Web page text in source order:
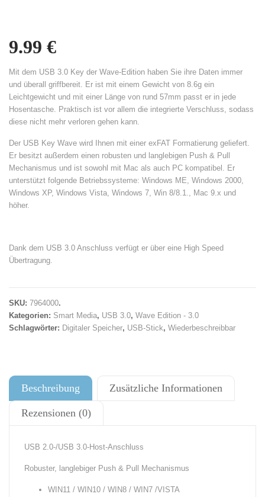
9.99 €
Mit dem USB 3.0 Key der Wave-Edition haben Sie ihre Daten immer
und überall griffbereit. Er ist mit einem Gewicht von 8.6g ein
Leichtgewicht und mit einer Länge von rund 57mm passt er in jede
Hosentasche. Praktisch ist vor allem die integrierte Verschluss, sodass
diese nicht mehr verloren gehen kann.
Der USB Key Wave wird Ihnen mit einer exFAT Formatierung geliefert.
Er besitzt außerdem einen robusten und langlebigen Push & Pull
Mechanismus und ist sowohl mit Mac als auch PC kompatibel. Er
unterstützt folgende Betriebssysteme: Windows ME, Windows 2000,
Windows XP, Windows Vista, Windows 7, Win 8/8.1., Mac 9.x und
höher.
Dank dem USB 3.0 Anschluss verfügt er über eine High Speed
Übertragung.
SKU: 7964000.
Kategorien: Smart Media, USB 3.0, Wave Edition - 3.0
Schlagwörter: Digitaler Speicher, USB-Stick, Wiederbeschreibbar
Beschreibung Zusätzliche Informationen
Rezensionen (0)
USB 2.0-/USB 3.0-Host-Anschluss
Robuster, langlebiger Push & Pull Mechanismus
WIN11 / WIN10 / WIN8 / WIN7 /VISTA